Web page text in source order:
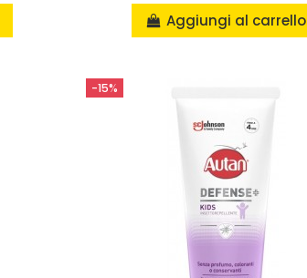
Aggiungi al carrello
-15%